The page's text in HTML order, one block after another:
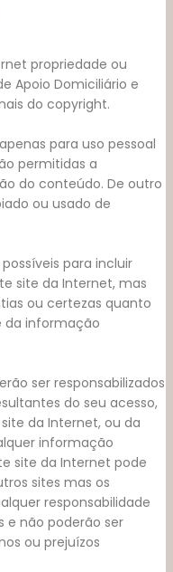
propriedade ou
Apoio Domiciliário e
do copyright.
para uso pessoal
permitidas a
do conteúdo. De outro
ou usado de
para incluir
site da Internet, mas
ou certezas quanto
da informação
ser responsabilizados
do seu acesso,
da Internet, ou da
informação
site da Internet pode
sites mas os
responsabilidade
e não poderão ser
ou prejuí­zos